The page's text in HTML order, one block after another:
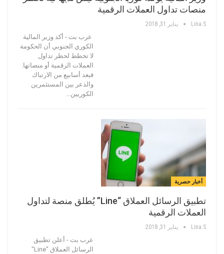
منصات تداول العملات الرقمية
Lina.s يناير 31, 2018
عرب بت - أكد وزير المالية
الكوري الجنوبي أن الحكومة
لا تخطط لحظر تداول
العملات الرقمية أو منصاتها.
فبعد أسابيع من الارتباك
والذعر بين المستثمرين
الكوريين…
أخبار حصرية
تطبيق الرسائل العملاق “Line” يُطلق منصة لتداول
العملات الرقمية
Lina.s يناير 31, 2018
عرب بت - أعلن تطبيق
الرسائل العملاق "Line"